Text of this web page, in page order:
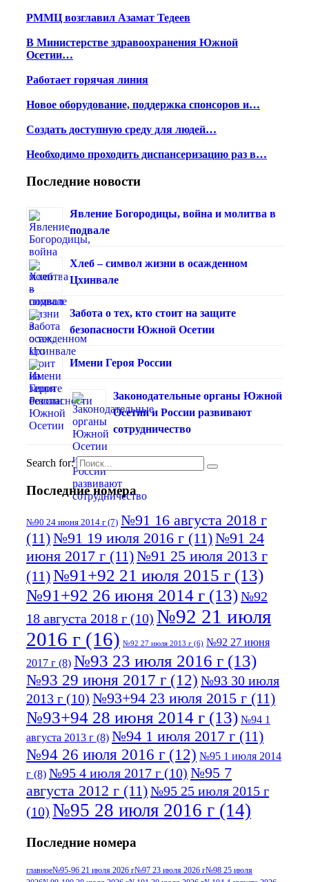
РММЦ возглавил Азамат Тедеев
В Министерстве здравоохранения Южной
Осетии…
Работает горячая линия
Новое оборудование, поддержка спонсоров и…
Создать доступную среду для людей…
Необходимо проходить диспансеризацию раз в…
Последние новости
Явление Богородицы, война и молитва в
подвале
Хлеб – символ жизни в осажденном
Цхинвале
Забота о тех, кто стоит на защите
безопасности Южной Осетии
Имени Героя России
Законодательные органы Южной
Осетии и России развивают
сотрудничество
Search for:
Последние номера
№90 24 июня 2014 г (7) №91 16 августа 2018 г
(11)№91 19 июля 2016 г (11)№91 24
июня 2017 г (11)№91 25 июля 2013 г
(11)№91+92 21 июля 2015 г (13)
№91+92 26 июня 2014 г (13)№92
18 августа 2018 г (10) №92 21 июля
2016 г (16) №92 27 июля 2013 г (6) №92 27 июня
2017 г (8) №93 23 июля 2016 г (13)
№93 29 июня 2017 г (12) №93 30 июля
2013 г (10) №93+94 23 июля 2015 г (11)
№93+94 28 июня 2014 г (13) №94 1
августа 2013 г (8) №94 1 июля 2017 г (11)
№94 26 июля 2016 г (12) №95 1 июля 2014
г (8) №95 4 июля 2017 г (10) №95 7
августа 2012 г (11)№95 25 июля 2015 г
(10) №95 28 июля 2016 г (14)
июля 2017 г(11)№96 9 августа 2012
г(13) №96 28 июля 2015 г(9) №96+97 3
Последние номера
главное№95-96 21 июля 2026 г№97 23 июля 2026 г№98 25 июля